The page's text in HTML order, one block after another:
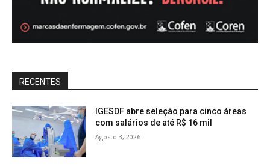
RECENTES
IGESDF abre seleção para cinco áreas
com salários de até R$ 16 mil
Agosto 3, 2026